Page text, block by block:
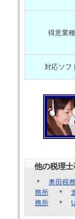
得意業種
対応ソフ
他の税理
＊ 奥田税
務所 ＊
務所 ＊